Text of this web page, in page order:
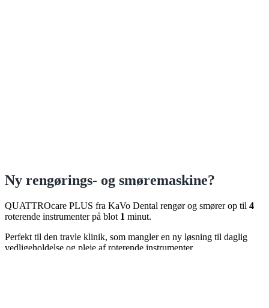
Ny rengørings- og smøremaskine?
QUATTROcare PLUS fra KaVo Dental rengør og smører op til 4
roterende instrumenter på blot 1 minut.
Perfekt til den travle klinik, som mangler en ny løsning til daglig
vedligeholdelse og pleje af roterende instrumenter.